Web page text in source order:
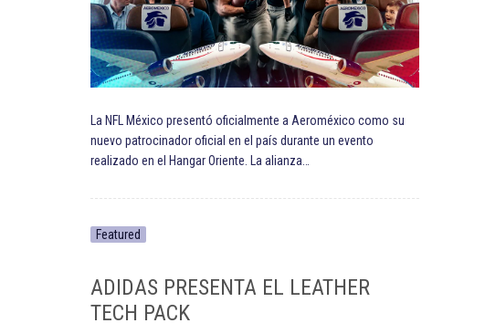
La NFL México presentó oficialmente a Aeroméxico como su
nuevo patrocinador oficial en el país durante un evento
realizado en el Hangar Oriente. La alianza…
Featured
ADIDAS PRESENTA EL LEATHER
TECH PACK